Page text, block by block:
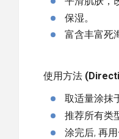
保湿。
富含丰富死
使用方法 (
取适量涂抹
推荐所有类
涂完后, 再